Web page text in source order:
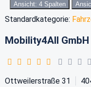
Ansicht: 4 Spalten
Standardkategorie:
Mobility4All GmbH
Ottweilerstraße 31